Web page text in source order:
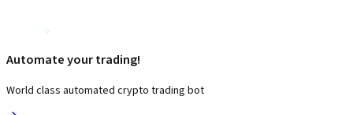
Automate your trading!
World class automated crypto trading bot